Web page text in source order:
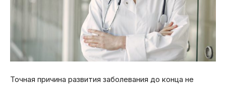
Точная причина развития заболевания до конца не